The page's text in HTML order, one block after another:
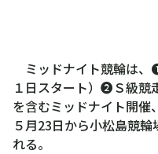
ミッドナイト競輪は、
１日スタート）❷Ｓ級
を含むミッドナイト開催
５月23日から小松島競
れる。